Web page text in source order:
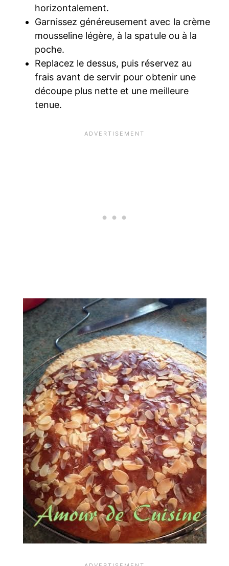
horizontalement.
Garnissez généreusement avec la crème
mousseline légère, à la spatule ou à la
poche.
Replacez le dessus, puis réservez au
frais avant de servir pour obtenir une
découpe plus nette et une meilleure
tenue.